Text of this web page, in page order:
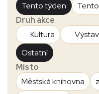
Tento týden
Druh akce
Kultura
Ostatní
Místo
Městská knihovna